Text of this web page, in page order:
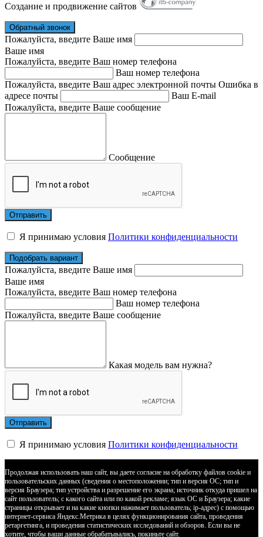
Создание и продвижение сайтов
Обратный звонок
Пожалуйста, введите Ваше имя
Ваше имя
Пожалуйста, введите Ваш номер телефона
Ваш номер телефона
Пожалуйста, введите Ваш адрес электронной почты Ошибка в
адресе почты
Ваш E-mail
Пожалуйста, введите Ваше сообщение
Сообщение
Я принимаю условия Политики конфиденциальности
Подобрать вариант
Пожалуйста, введите Ваше имя
Ваше имя
Пожалуйста, введите Ваш номер телефона
Ваш номер телефона
Пожалуйста, введите Ваше сообщение
Какая модель вам нужна?
Я принимаю условия Политики конфиденциальности
Продолжая использовать наш сайт, вы даете согласие на обработку файлов cookie и
пользовательских данных (сведения о местоположении; тип и версия ОС; тип и
версия Браузера; тип устройства и разрешение его экрана; источник откуда пришел на
сайт пользователь; с какого сайта или по какой рекламе; язык ОС и Браузера; какие
страницы открывает и на какие кнопки нажимает пользователь; ip-адрес) с помощью
интернет-сервиса Яндекс.Метрика в целях функционирования сайта, проведения
ретаргетинга, и проведения статистических исследований и обзоров. Если вы не
хотите, чтобы ваши данные обрабатывались, покиньте сайт.